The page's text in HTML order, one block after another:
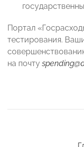
Портал
тестирования.
на почту spending@